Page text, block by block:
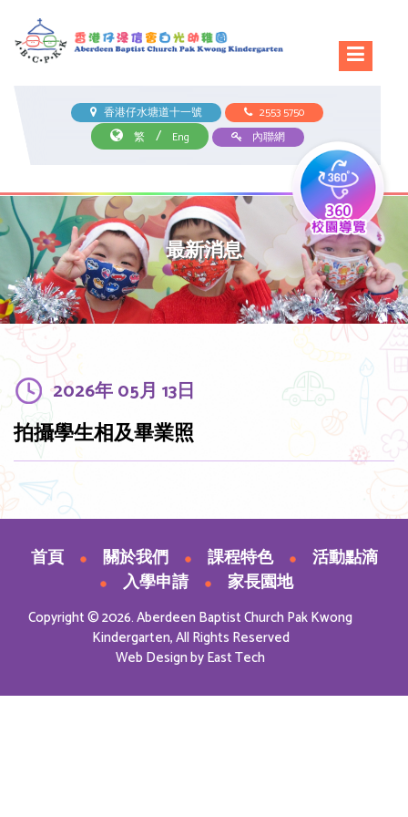
香港仔水塘道十一號
2553 5750
繁
/ Eng 內聯網
最新消息
2026年 05月 13日
拍攝學生相及畢業照
首頁 關於我們 課程特色
活動點滴
入學申請
家長園地
Copyright © 2026. Aberdeen Baptist Church Pak Kwong
Kindergarten, All Rights Reserved
Web DesignbyEast Tech